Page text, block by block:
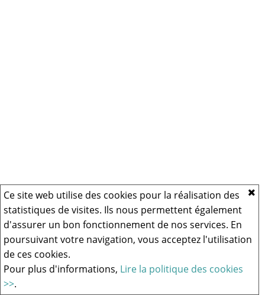
Ce site web utilise des cookies pour la réalisation des
statistiques de visites. Ils nous permettent également
d'assurer un bon fonctionnement de nos services. En
poursuivant votre navigation, vous acceptez l'utilisation
de ces cookies.
Pour plus d'informations, Lire la politique des cookies
>>.